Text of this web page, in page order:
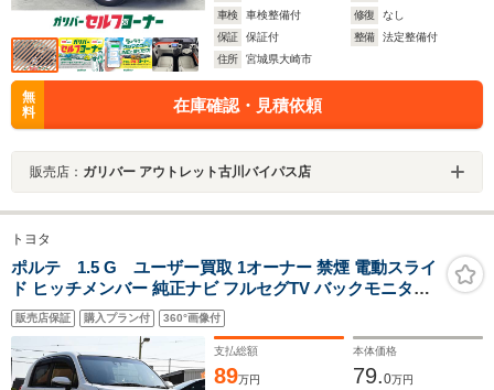
車検
車検整備付 修復
なし
保証
保証付 整備
法定整備付
住所
宮城県大崎市
無
料
在庫確認・見積依頼
販売店： ガリバー アウトレット古川バイパス店
トヨタ
ポルテ 1.5 G ユーザー買取 1オーナー 禁煙 電動スライ
ド ヒッチメンバー 純正ナビ フルセグTV バックモニター
Bluetooth ETC ドライブレコーダー シートヒーター 衝突
軽減ブレーキ オートハイビーム レーンキープアシスト
販売店保証 購入プラン付 360°画像付
支払総額
89万円
本体価格
79.0万円